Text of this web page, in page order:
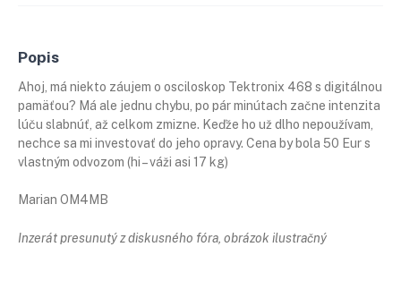
Popis
Ahoj, má niekto záujem o osciloskop Tektronix 468 s digitálnou
pamäťou? Má ale jednu chybu, po pár minútach začne intenzita
lúču slabnúť, až celkom zmizne. Keďže ho už dlho nepoužívam,
nechce sa mi investovať do jeho opravy. Cena by bola 50 Eur s
vlastným odvozom (hi – váži asi 17 kg)
Marian OM4MB
Inzerát presunutý z diskusného fóra, obrázok ilustračný